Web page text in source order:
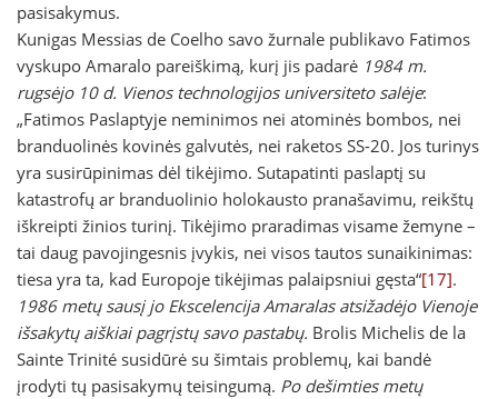
pasisakymus.
Kunigas Messias de Coelho savo žurnale publikavo Fatimos
vyskupo Amaralo pareiškimą, kurį jis padarė 1984 m.
rugsėjo 10 d. Vienos technologijos universiteto salėje:
„Fatimos Paslaptyje neminimos nei atominės bombos, nei
branduolinės kovinės galvutės, nei raketos SS-20. Jos turinys
yra susirūpinimas dėl tikėjimo. Sutapatinti paslaptį su
katastrofų ar branduolinio holokausto pranašavimu, reikštų
iškreipti žinios turinį. Tikėjimo praradimas visame žemyne –
tai daug pavojingesnis įvykis, nei visos tautos sunaikinimas:
tiesa yra ta, kad Europoje tikėjimas palaipsniui gęsta“[17].
1986 metų sausį jo Ekscelencija Amaralas atsižadėjo Vienoje
išsakytų aiškiai pagrįstų savo pastabų. Brolis Michelis de la
Sainte Trinité susidūrė su šimtais problemų, kai bandė
įrodyti tų pasisakymų teisingumą. Po dešimties metų